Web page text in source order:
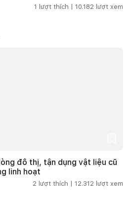
1 lượt thích | 10.182 lượt xem
đô thị, tận dụng vật liệu cũ
linh hoạt
2 lượt thích | 12.312 lượt xem